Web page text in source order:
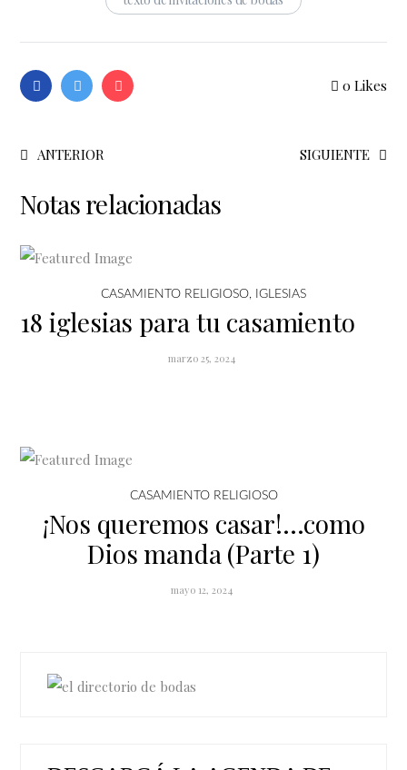
0 Likes
ANTERIOR SIGUIENTE
Notas relacionadas
CASAMIENTO RELIGIOSO, IGLESIAS
18 iglesias para tu casamiento
marzo 25, 2024
CASAMIENTO RELIGIOSO
¡Nos queremos casar!…como
Dios manda (Parte 1)
mayo 12, 2024